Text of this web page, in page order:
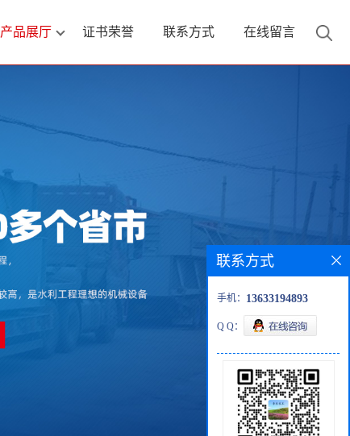
产品展厅 证书荣誉 联系方式 在线留言
联系方式
手机： 13633194893
Q Q：